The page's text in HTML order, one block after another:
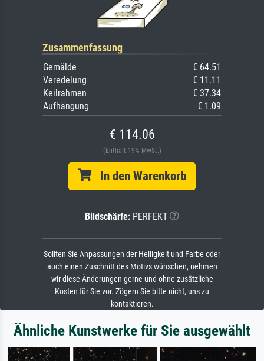
Zusammenfassung
Gemälde
€ 64.51
Veredelung
€ 11.11
Keilrahmen
€ 37.34
Aufhängung
€ 1.09
€ 114.06
(Enthält 19% MwSt.)
In den Warenkorb
Bildschärfe: PERFEKT
Sollten Sie Anpassungen der Helligkeit und Farbe oder
auch einen Zuschnitt des Motivs wünschen, nehmen
wir diese Änderungen gerne und ohne zusätzliche
Kosten für Sie vor. Zögern Sie bitte nicht, uns zu
kontaktieren.
Ähnliche Kunstwerke für Sie ausgewählt